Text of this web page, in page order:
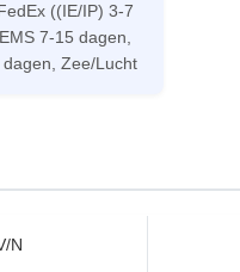
((IE/IP) 3-7
7-15 dagen,
dagen, Zee/Lucht
N